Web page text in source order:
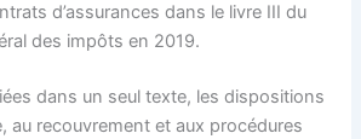
d’assurances dans le livre III du
des impôts en 2019.
dans un seul texte, les dispositions
au recouvrement et aux procédures